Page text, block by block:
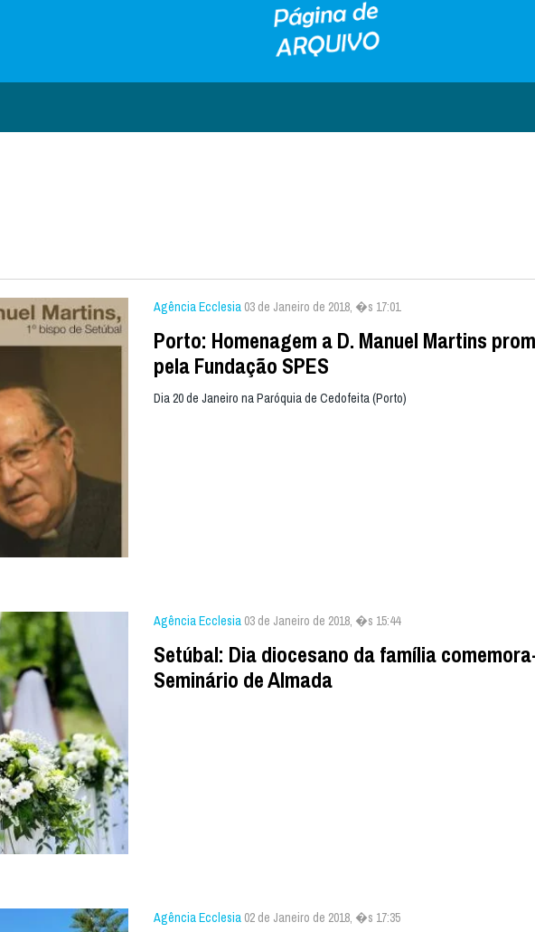
Agência Ecclesia 03 de Janeiro de 2018, �s 17:01
Porto: Homenagem a D. Manuel Martins
pela Fundação SPES
Dia 20 de Janeiro na Paróquia de Cedofeita (Porto)
Agência Ecclesia 03 de Janeiro de 2018, �s 15:44
Setúbal: Dia diocesano da família
Seminário de Almada
Agência Ecclesia 02 de Janeiro de 2018, �s 17:35